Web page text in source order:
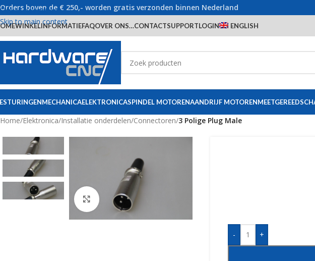
Skip to navigation
Skip to main content
Orders boven de € 250,- worden gratis verzonden binnen Nederland
WINKELINFORMATIEFAQOVER ONS…CONTACTSUPPORTLOGIN ENGLISH
MECHANICAELEKTRONICASPINDEL MOTORENAANDRIJF MOTOREN
Home/Elektronica/Installatie onderdelen/Connectoren/3 Polige Plug Male
Click to enlarge
- +